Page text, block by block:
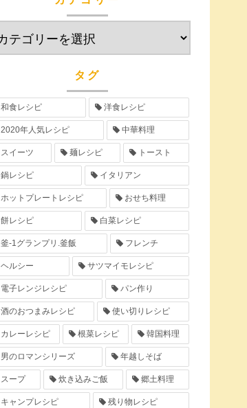
タグ
和食レシピ 洋食レシピ
2020年人気レシピ 中華料理
スイーツ 麺レシピ トースト
鍋レシピ イタリアン
ホットプレートレシピ おせち料理
餅レシピ 白菜レシピ
釜-1グランプリ.釜飯 フレンチ
ヘルシー サツマイモレシピ
電子レンジレシピ パン作り
酒のおつまみレシピ 使い切りレシピ
カレーレシピ 根菜レシピ 韓国料理
男のロマンシリーズ 年越しそば
スープ 炊き込みご飯 郷土料理
キャンプレシピ 残り物レシピ